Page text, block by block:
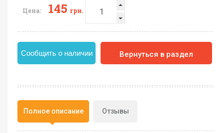
Цена: 145 грн.
Сообщить о наличии Вернуться в раздел
Полное описание Отзывы